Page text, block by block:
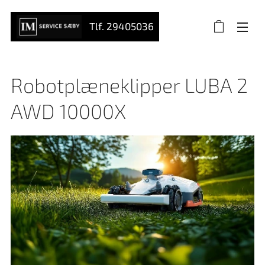
Tlf. 29405036
Robotplæneklipper LUBA 2
AWD 10000X